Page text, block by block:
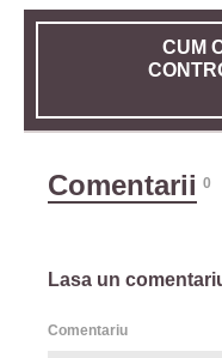
CUM
Comentarii 0
Lasa un
Comentariu